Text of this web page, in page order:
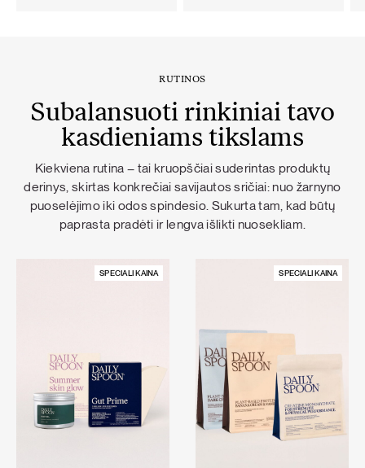
RUTINOS
Subalansuoti rinkiniai tavo
kasdieniams tikslams
Kiekviena rutina – tai kruopščiai suderintas produktų
derinys, skirtas konkrečiai savijautos sričiai: nuo žarnyno
puoselėjimo iki odos spindesio. Sukurta tam, kad būtų
paprasta pradėti ir lengva išlikti nuosekliam.
SPECIALI KAINA SPECIALI KAINA